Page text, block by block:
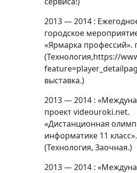
2013 — 2014 :
городское
«Ярмарка профессий».
(Технология,https://
выставка.)
2013 — 2014 :
проект videouroki.net.
«Дистанционная
информатике 11 класс».
(Технология, Заочная.)
2013 — 2014 :